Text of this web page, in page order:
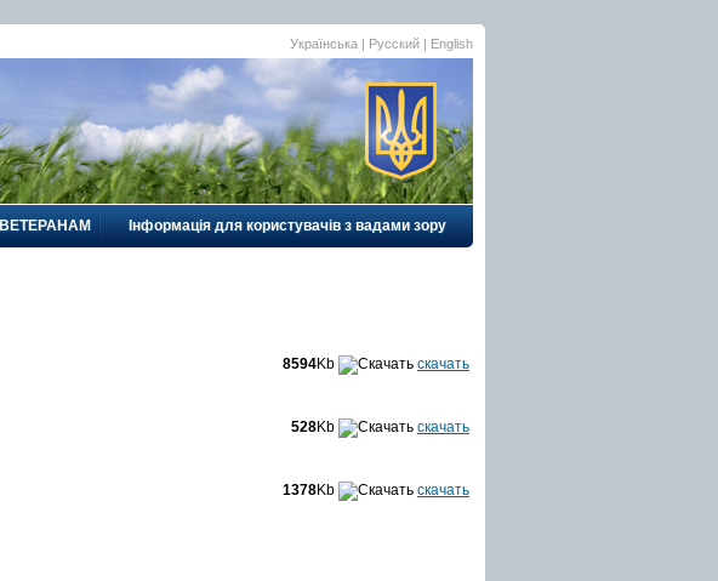
Українська | Русский | English
ВЕТЕРАНАМ Інформація для користувачів з вадами зору
8594Kb скачать
528Kb скачать
1378Kb скачать